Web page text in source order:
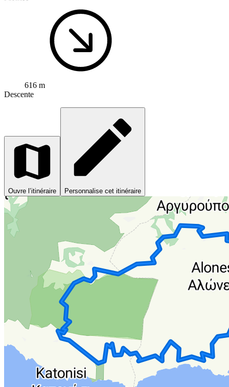
616 m
Descente
Ouvre l’itinéraire Personnalise cet itinéraire